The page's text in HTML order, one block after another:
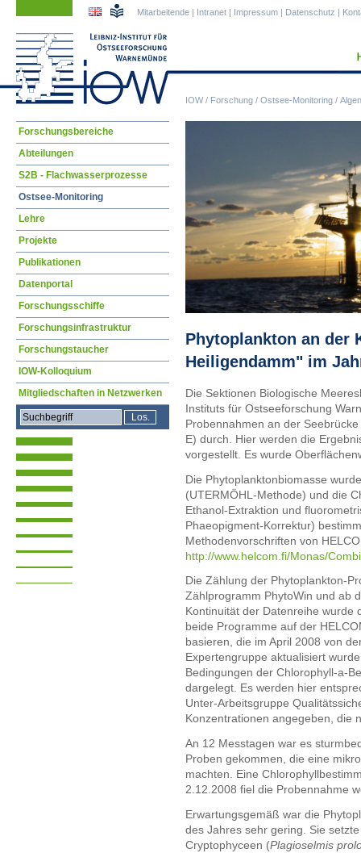
IOW/ Forschung / Ostsee-Monitoring /
Mitarbeitende | Intranet | Impressum | Datenschutz |
Phytoplankton an der
Heiligendamm" im
Die Sektionen Biologische
Instituts für Ostseeforschung
Probennahmen an der
E) durch. Hier werden die
vorgestellt. Es wurde
Die Phytoplanktonbiomasse
(UTERMÖHL-Methode) und die
Ethanol-Extraktion und
Phaeopigment-Korrektur)
Methodenvorschriften von
http://www.helcom.fi/Monas/
Die Zählung der Phytoplankton-
Zählprogramm PhytoWin und ab
Kontinuität der Datenreihe wurde
beide Programme auf der
basieren, die im April 2008 von
Expertengruppe aktualisiert
Bedingungen der Chlorophyll-a-
dargelegt. Es werden hier
Unter-Arbeitsgruppe
Konzentrationen angegeben, die
An 12 Messtagen war es
Proben gekommen, die eine
machten. Eine
2.12.2008 fiel die Probennahme
Erwartungsgemäß war die
des Jahres sehr gering. Sie
Cryptophyceen (Plagioselmis
Navigation
überspringen
Forschungsbereiche
Abteilungen
S2B - Flachwasserprozesse
Ostsee-Monitoring
Lehre
Projekte
Publikationen
Datenportal
Forschungsschiffe
Forschungsinfrastruktur
Forschungstaucher
IOW-Kolloquium
Mitgliedschaften in Netzwerken